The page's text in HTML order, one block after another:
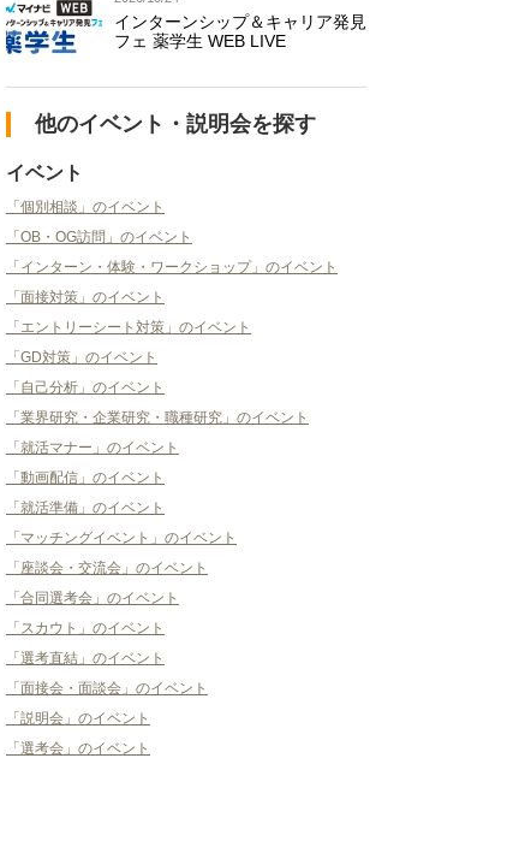
インターンシップ＆キャリア発見
フェ 薬学生 WEB LIVE
他のイベント・説明会を探す
イベント
「個別相談」のイベント
「OB・OG訪問」のイベント
「インターン・体験・ワークショップ」のイベント
「面接対策」のイベント
「エントリーシート対策」のイベント
「GD対策」のイベント
「自己分析」のイベント
「業界研究・企業研究・職種研究」のイベント
「就活マナー」のイベント
「動画配信」のイベント
「就活準備」のイベント
「マッチングイベント」のイベント
「座談会・交流会」のイベント
「合同選考会」のイベント
「スカウト」のイベント
「選考直結」のイベント
「面接会・面談会」のイベント
「説明会」のイベント
「選考会」のイベント